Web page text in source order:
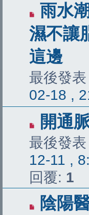
雨水
濕不讓
這邊
最後發表
02-18 ,
開通
最後發表
12-11 ,
回覆: 1
陰陽